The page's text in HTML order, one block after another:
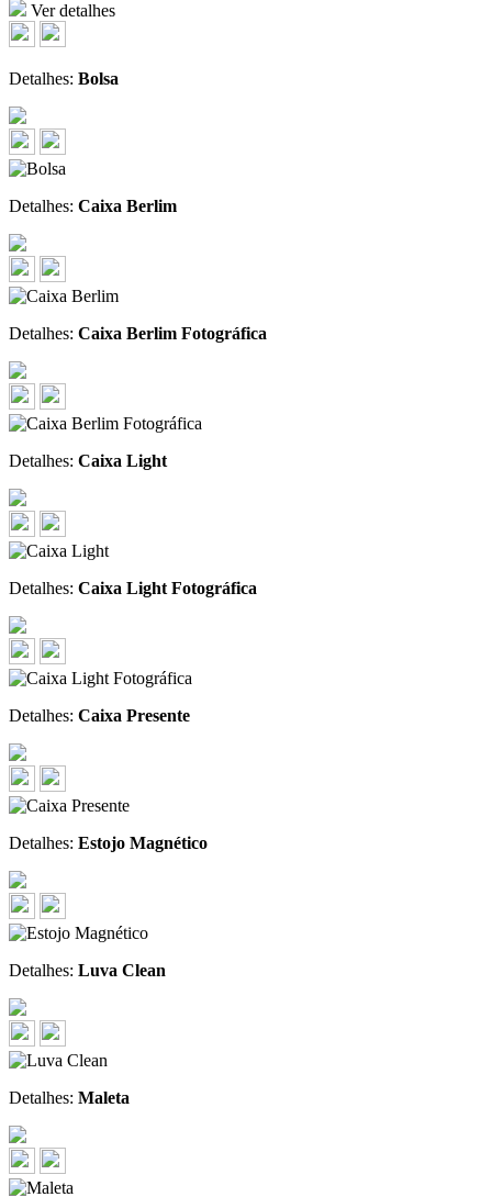
Ver detalhes
Detalhes: Bolsa
Detalhes: Caixa Berlim
Detalhes: Caixa Berlim Fotográfica
Detalhes: Caixa Light
Detalhes: Caixa Light Fotográfica
Detalhes: Caixa Presente
Detalhes: Estojo Magnético
Detalhes: Luva Clean
Detalhes: Maleta